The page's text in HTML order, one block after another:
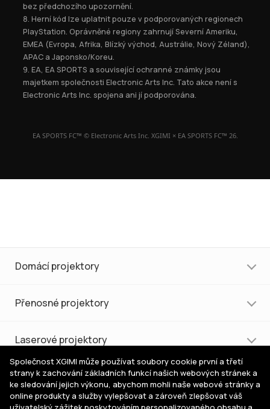
bez předchozího upozornění.
Herní kód lze uplatnit pouze v podporovaných regionech
PlayStation. Oprávněné regiony zahrnují Severní Ameriku,
EMEA (Evropa, Afrika, Blízký východ, Austrálie, Nový Zéland),
APAC a Japonsko/Koreu.
EA, EA SPORTS a související ochranné známky jsou
majetkem společnosti Electronic Arts Inc. Tato akce není s
Electronic Arts Inc. spojena ani jí podporována.
EA SPORTS FC™ © Electronic Arts Inc. XGIMI × EA SPORTS FC™ 26.
Domácí projektory
Přenosné projektory
Laserové projektory
Nákup a podpora
Společnost XGIMI může používat soubory cookie první a třetí
strany k zachování základních funkcí našich webových stránek a
ke sledování jejich výkonu, abychom mohli naše webové stránky a
online produkty a služby vylepšovat a zároveň zlepšovat váš